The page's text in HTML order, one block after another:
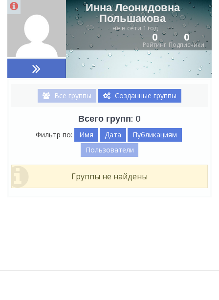
Инна Леонидовна
Польшакова
не в сети 1 год
Рейтинг
0
Подписчики
0
Все группы Созданные группы
Всего групп: 0
Фильтр по: Имя Дата
Публикациям
Пользователи
Группы не найдены